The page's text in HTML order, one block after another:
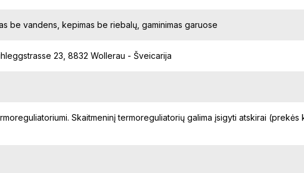
be vandens, kepimas be riebalų, gaminimas garuose
23, 8832 Wollerau - Šveicarija
Skaitmeninį termoreguliatorių galima įsigyti atskirai (prekės